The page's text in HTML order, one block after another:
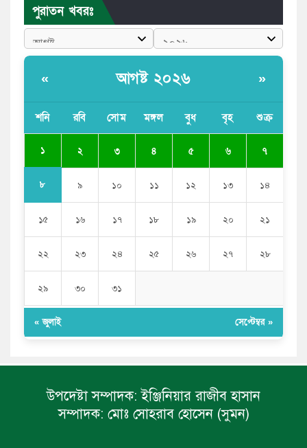
পাঁচ দেশি মাছে মিলল মাইক্রোপ্লাস্টিক, সবচেয়ে বেশি কই মাছে
বাংলাদেশী কর্মীদের আকামা নিয়ে বড় সুখবর দিলো সৌদি
সজীব ওয়াজেদ জয়
পুরাতন খবরঃ
« আগষ্ট ২০২৬ »
শনি রবি সোম মঙ্গল বুধ বৃহ শুক্র
১ ২ ৩ ৪ ৫ ৬ ৭
৮ ৯ ১০ ১১ ১২ ১৩ ১৪
১৫ ১৬ ১৭ ১৮ ১৯ ২০ ২১
২২ ২৩ ২৪ ২৫ ২৬ ২৭ ২৮
২৯ ৩০ ৩১
« জুলাই সেপ্টেম্বর »
উপদেষ্টা সম্পাদক: ইঞ্জিনিয়ার রাজীব হাসান
সম্পাদক: মোঃ সোহরাব হোসেন (সুমন)